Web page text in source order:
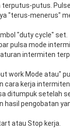
terputus-putus.
"terus-menerus"
"duty cycle" set.
pulsa mode
intermiten
work Mode atau"
cara kerja
ditumpuk setelah
hasil pengobatan
atau Stop kerja.